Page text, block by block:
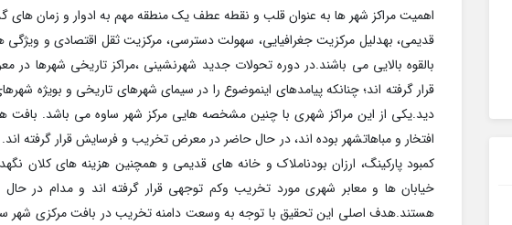
اهمیت مراکز شهر ها به عنوان قلب و نقطه عطف یک منطقه مهم به ادوار و زمان های
قدیمی، بهدلیل مرکزیت جغرافیایی، سهولت دسترسی، مرکزیت ثقل اقتصادی و ویژگی
بالقوه بالایی می باشند.در دوره تحولات جدید شهرنشینی ،مراکز تاریخی شهرها
قرار گرفته اند؛ چنانکه پیامدهای اینموضوع را در سیمای شهرهای تاریخی و بویژه
دید.یکی از این مراکز شهری با چنین مشخصه هایی مرکز شهر ساوه می باشد. بافت
افتخار و مباهاتشهر بوده اند، در حال حاضر در معرض تخریب و فرسایش قرار گرفته
کمبود پارکینگ، ارزان بودناملاک و خانه های قدیمی و همچنین هزینه های کلان
خیابان ها و معابر شهری مورد تخریب وکم توجهی قرار گرفته اند و مدام در
هستند.هدف اصلی این تحقیق با توجه به وسعت دامنه تخریب در بافت مرکزی شهر